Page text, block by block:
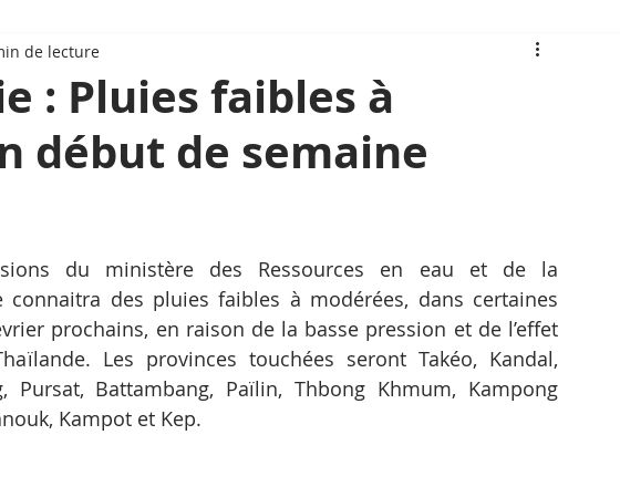
: Pluies faibles à
début de semaine
de lecture
du ministère des Ressources en eau et de la
connaitra des pluies faibles à modérées, dans certaines
prochains, en raison de la basse pression et de l’effet
Les provinces touchées seront Takéo, Kandal,
Pursat, Battambang, Païlin, Thbong Khmum, Kampong
Kampot et Kep.